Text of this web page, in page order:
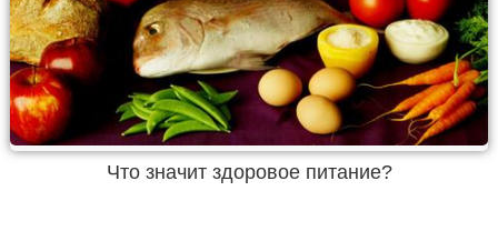
Что значит здоровое питание?